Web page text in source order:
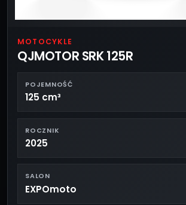
MOTOCYKLE
QJMOTOR SRK 125R
POJEMNOŚĆ
125 cm³
ROCZNIK
2025
SALON
EXPOmoto